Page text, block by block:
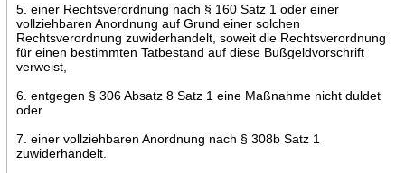
5. einer Rechtsverordnung nach § 160 Satz 1 oder einer
vollziehbaren Anordnung auf Grund einer solchen
Rechtsverordnung zuwiderhandelt, soweit die Rechtsverordnung
für einen bestimmten Tatbestand auf diese Bußgeldvorschrift
verweist,
6. entgegen § 306 Absatz 8 Satz 1 eine Maßnahme nicht duldet
oder
7. einer vollziehbaren Anordnung nach § 308b Satz 1
zuwiderhandelt.